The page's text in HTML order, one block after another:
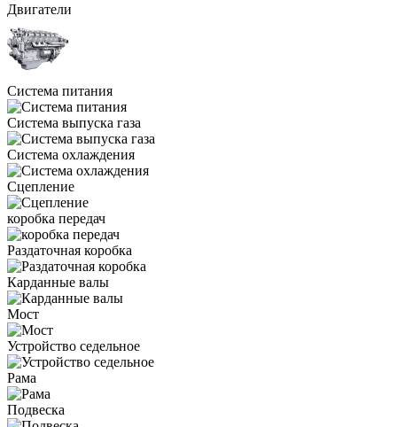
Двигатели
Система питания
Система выпуска газа
Система охлаждения
Сцепление
коробка передач
Раздаточная коробка
Карданные валы
Мост
Устройство седельное
Рама
Подвеска